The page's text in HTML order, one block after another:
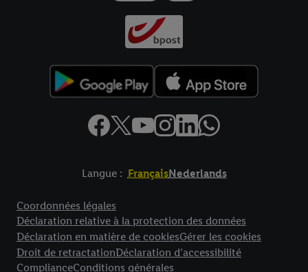
Langue : FrançaisNederlands
Coordonnées légales
Déclaration relative à la protection des données
Déclaration en matière de cookiesGérer les cookies
Droit de retractationDéclaration d’accessibilité
ComplianceConditions générales